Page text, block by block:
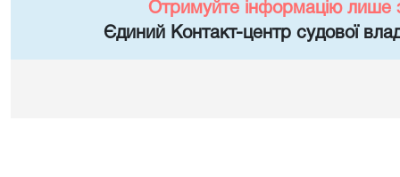
Отримуйте інформацію лише
Єдиний Контакт-центр судової